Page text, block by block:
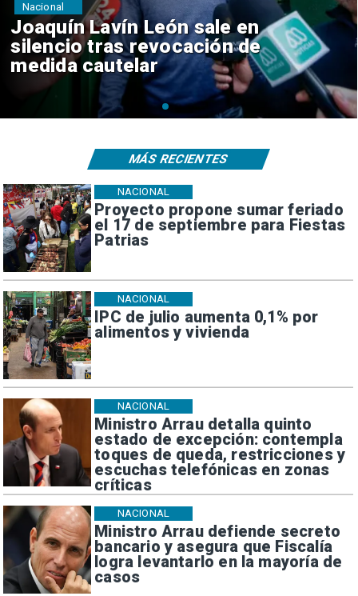
Chile y Venezuela formalizan
reinicio de relaciones
consulares
Nacional
Proyecto propone sumar feriado
el 17 de septiembre para Fiestas
Patrias
NACIONAL
IPC de julio aumenta 0,1% por
alimentos y vivienda
NACIONAL
Ministro Arrau detalla quinto
estado de excepción: contempla
toques de queda, restricciones y
escuchas telefónicas en zonas
críticas
NACIONAL
Ministro Arrau defiende secreto
bancario y asegura que Fiscalía
logra levantarlo en la mayoría de
casos
NACIONAL
MÁS RECIENTES